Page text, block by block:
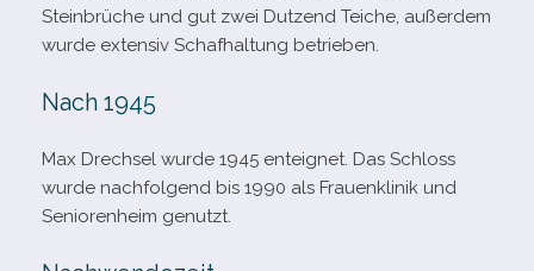
Steinbrüche und gut zwei Dutzend Teiche, außer­dem
wurde exten­siv Schafhaltung betrieben.
Nach 1945
Max Drechsel wurde 1945 ent­eig­net. Das Schloss
wurde nach­fol­gend bis 1990 als Frauenklinik und
Seniorenheim genutzt.